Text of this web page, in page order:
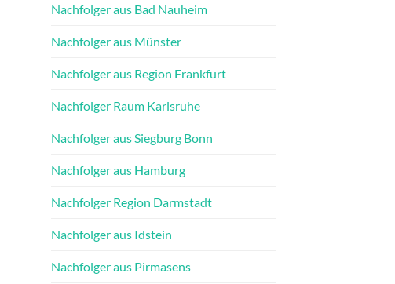
Nachfolger aus Bad Nauheim
Nachfolger aus Münster
Nachfolger aus Region Frankfurt
Nachfolger Raum Karlsruhe
Nachfolger aus Siegburg Bonn
Nachfolger aus Hamburg
Nachfolger Region Darmstadt
Nachfolger aus Idstein
Nachfolger aus Pirmasens